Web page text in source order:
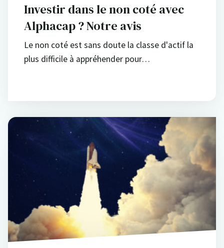
Investir dans le non coté avec
Alphacap ? Notre avis
Le non coté est sans doute la classe d'actif la
plus difficile à appréhender pour…